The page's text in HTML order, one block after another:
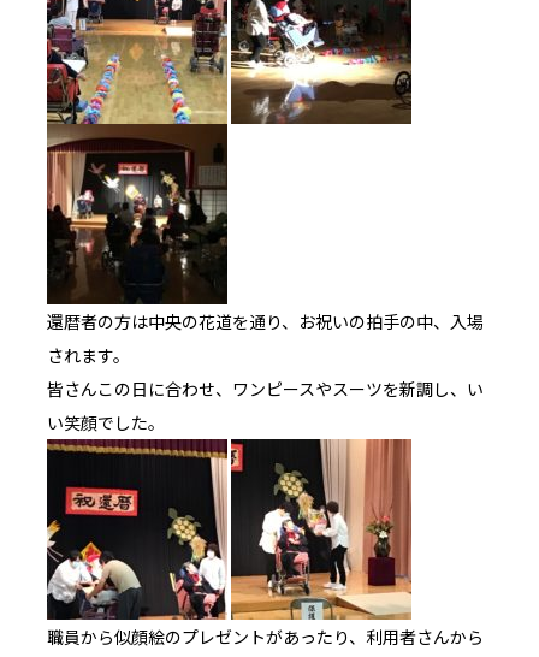
還暦者の方は中央の花道を通り、お祝いの拍手の中、入場
されます。
皆さんこの日に合わせ、ワンピースやスーツを新調し、い
い笑顔でした。
職員から似顔絵のプレゼントがあったり、利用者さんから